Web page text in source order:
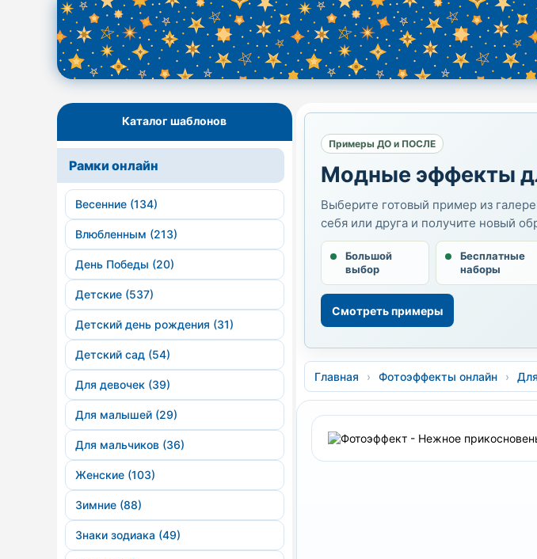
Каталог шаблонов
Рамки онлайн
Весенние (134)
Влюбленным (213)
День Победы (20)
Детские (537)
Детский день рождения (31)
Детский сад (54)
Для девочек (39)
Для малышей (29)
Для мальчиков (36)
Женские (103)
Зимние (88)
Знаки зодиака (49)
Примеры ДО и ПОСЛЕ
Модные эффекты
Выберите готовый пример из
себя или друга и получите новый
Большой
выбор
Бесплатные
наборы
Смотреть примеры
Главная › Фотоэффекты онлайн ›